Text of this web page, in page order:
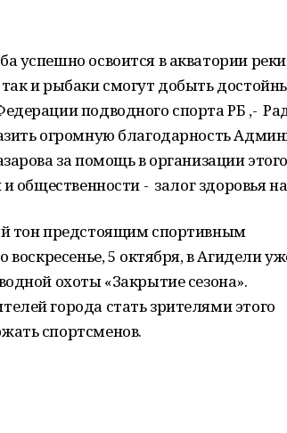
освоится в акватории
и рыбаки смогут добыть
подводного спорта РБ ,-
огромную благодарность
за помощь в организации
общественности - залог здоровья
тон предстоящим спортивным
5 октября, в Агидели
охоты «Закрытие сезона».
города стать зрителями этого
спортсменов.